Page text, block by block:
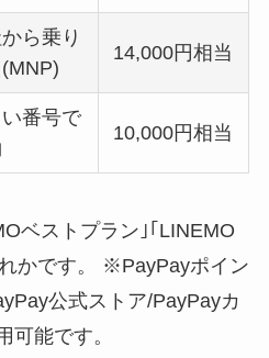
ら乗り
14,000円相当
番号で
10,000円相当
ベストプラン｣｢LINEMO
かです。 ※PayPayポイン
公式ストア/PayPayカ
可能です。